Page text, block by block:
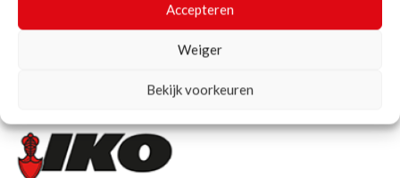
Accepteren
Weiger
Bekijk voorkeuren